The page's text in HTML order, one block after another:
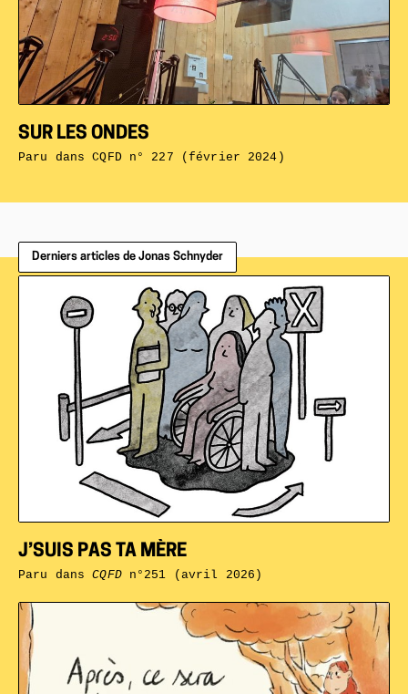
SUR LES ONDES
Paru dansCQFD n° 227 (février 2024)
Derniers articles de Jonas Schnyder
J’SUIS PAS TA MÈRE
Paru dansCQFDn°251 (avril 2026)